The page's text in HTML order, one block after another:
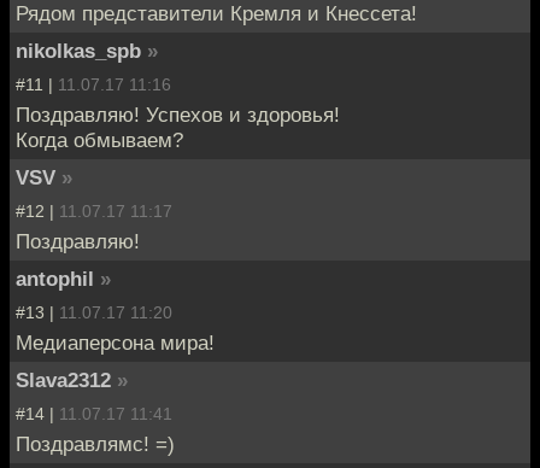
Рядом представители Кремля и Кнессета!
nikolkas_spb »
#11 | 11.07.17 11:16
Поздравляю! Успехов и здоровья!
Когда обмываем?
VSV »
#12 | 11.07.17 11:17
Поздравляю!
antophil »
#13 | 11.07.17 11:20
Медиаперсона мира!
Slava2312 »
#14 | 11.07.17 11:41
Поздравлямс! =)